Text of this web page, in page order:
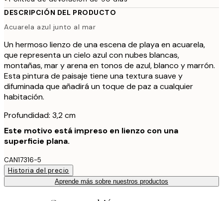
DESCRIPCIÓN DEL PRODUCTO
Acuarela azul junto al mar
Un hermoso lienzo de una escena de playa en acuarela,
que representa un cielo azul con nubes blancas,
montañas, mar y arena en tonos de azul, blanco y marrón.
Esta pintura de paisaje tiene una textura suave y
difuminada que añadirá un toque de paz a cualquier
habitación.
Profundidad: 3,2 cm
Este motivo está impreso en lienzo con una
superficie plana.
CAN17316-5
Historia del precio
Aprende más sobre nuestros productos